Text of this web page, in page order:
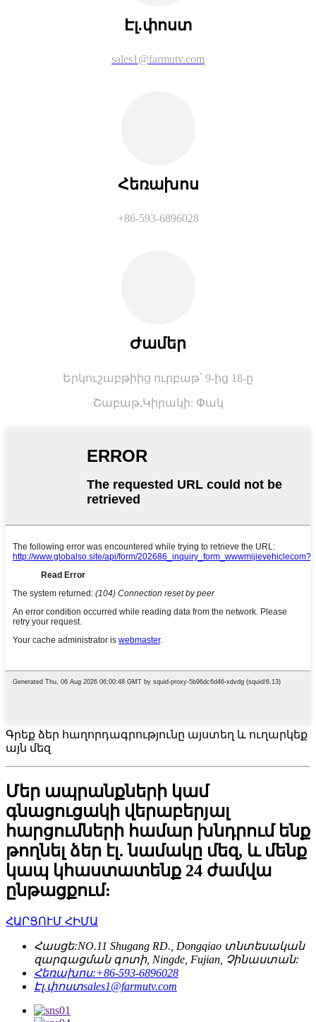
Էլ.փոստ
sales1@farmutv.com
Հեռախոս
+86-593-6896028
Ժամեր
Երկուշաբթիից ուրբաթ՝ 9-ից 18-ը
Շաբաթ,Կիրակի: Փակ
Գրեք ձեր հաղորդագրությունը այստեղ և ուղարկեք
այն մեզ
Մեր ապրանքների կամ
գնացուցակի վերաբերյալ
հարցումների համար խնդրում ենք
թողնել ձեր էլ. նամակը մեզ, և մենք
կապ կհաստատենք 24 ժամվա
ընթացքում:
ՀԱՐՑՈՒՄ ՀԻՄԱ
Հասցե:NO.11 Shugang RD., Dongqiao տնտեսական
զարգացման գոտի, Ningde, Fujian, Չինաստան:
Հեռախոս:+86-593-6896028
Էլ.փոստsales1@farmutv.com